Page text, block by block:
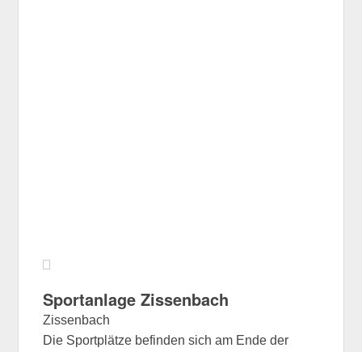
Sportanlage Zissenbach
Zissenbach
Die Sportplätze befinden sich am Ende der